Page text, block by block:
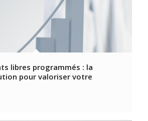
libres programmés : la
pour valoriser votre